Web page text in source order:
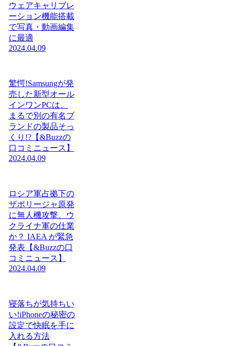
ウェアキャリブレ
ーション機能搭載
で写真・動画編集
に最適
2024.04.09
驚愕!Samsungが発
売した新型オール
インワンPCは、
まるで別の有名ブ
ランドの製品そっ
くり!?【&Buzzの
口コミニュース】
2024.04.09
ロシア軍占拠下の
ザポリージャ原発
に無人機攻撃、ウ
クライナ軍の仕業
か？ IAEA が緊急
発表【&Buzzの口
コミニュース】
2024.04.09
寝落ちが気持ちい
い!iPhoneの秘密の
設定で快眠を手に
入れる方法